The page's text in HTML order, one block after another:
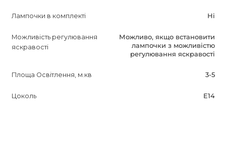
Лампочки в комплекті Ні
Можливість регулювання
яскравості
Можливо, якщо встановити
лампочки з можливістю
регулювання яскравості
Площа Освітлення, м.кв 3-5
Цоколь E14